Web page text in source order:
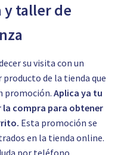
y taller de
su visita con un
producto de la tienda que
promoción. Aplica ya tu
la compra para obtener
Esta promoción se
en la tienda online.